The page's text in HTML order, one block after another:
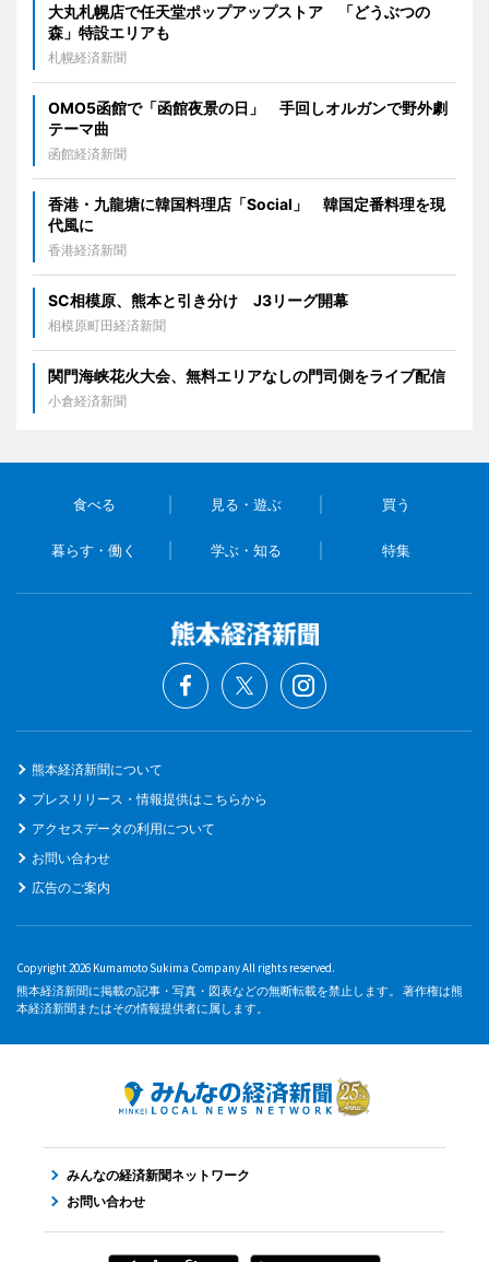
大丸札幌店で任天堂ポップアップストア 「どうぶつの
森」特設エリアも
札幌経済新聞
OMO5函館で「函館夜景の日」 手回しオルガンで野外劇
テーマ曲
函館経済新聞
香港・九龍塘に韓国料理店「Social」 韓国定番料理を現
代風に
香港経済新聞
SC相模原、熊本と引き分け J3リーグ開幕
相模原町田経済新聞
関門海峡花火大会、無料エリアなしの門司側をライブ配信
小倉経済新聞
食べる 見る・遊ぶ 買う
暮らす・働く 学ぶ・知る 特集
熊本経済新聞について
プレスリリース・情報提供はこちらから
アクセスデータの利用について
お問い合わせ
広告のご案内
Copyright 2026 Kumamoto Sukima Company All rights reserved.
熊本経済新聞に掲載の記事・写真・図表などの無断転載を禁止します。 著作権は熊
本経済新聞またはその情報提供者に属します。
みんなの経済新聞ネットワーク
お問い合わせ